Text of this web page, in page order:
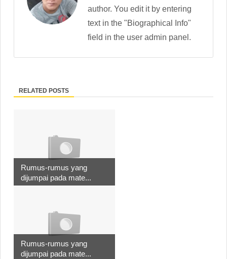
author. You edit it by entering
text in the "Biographical Info"
field in the user admin panel.
RELATED POSTS
Rumus-rumus yang
dijumpai pada mate...
Rumus-rumus yang
dijumpai pada mate...